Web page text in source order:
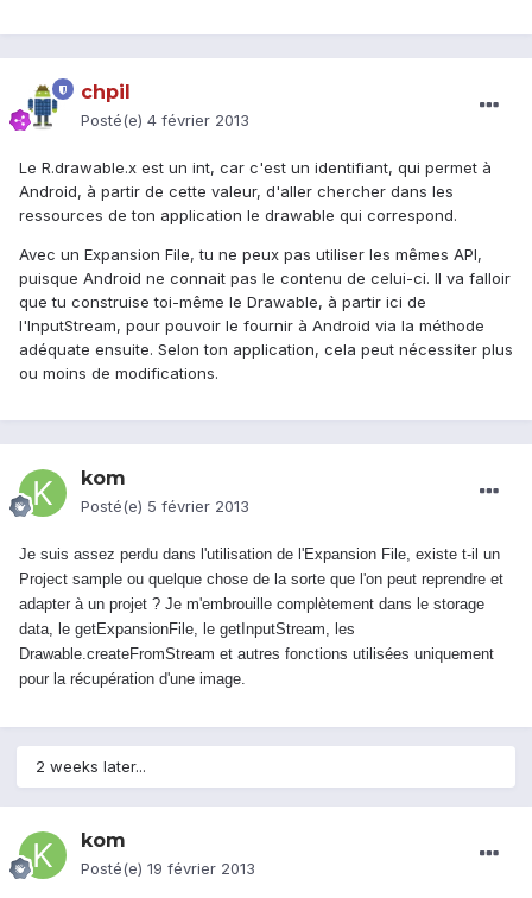
chpil
Posté(e) 4 février 2013
Le R.drawable.x est un int, car c'est un identifiant, qui permet à
Android, à partir de cette valeur, d'aller chercher dans les
ressources de ton application le drawable qui correspond.
Avec un Expansion File, tu ne peux pas utiliser les mêmes API,
puisque Android ne connait pas le contenu de celui-ci. Il va falloir
que tu construise toi-même le Drawable, à partir ici de
l'InputStream, pour pouvoir le fournir à Android via la méthode
adéquate ensuite. Selon ton application, cela peut nécessiter plus
ou moins de modifications.
kom
Posté(e) 5 février 2013
Je suis assez perdu dans l'utilisation de l'Expansion File, existe t-il un
Project sample ou quelque chose de la sorte que l'on peut reprendre et
adapter à un projet ? Je m'embrouille complètement dans le storage
data, le getExpansionFile, le getInputStream, les
Drawable.createFromStream et autres fonctions utilisées uniquement
pour la récupération d'une image.
2 weeks later...
kom
Posté(e) 19 février 2013